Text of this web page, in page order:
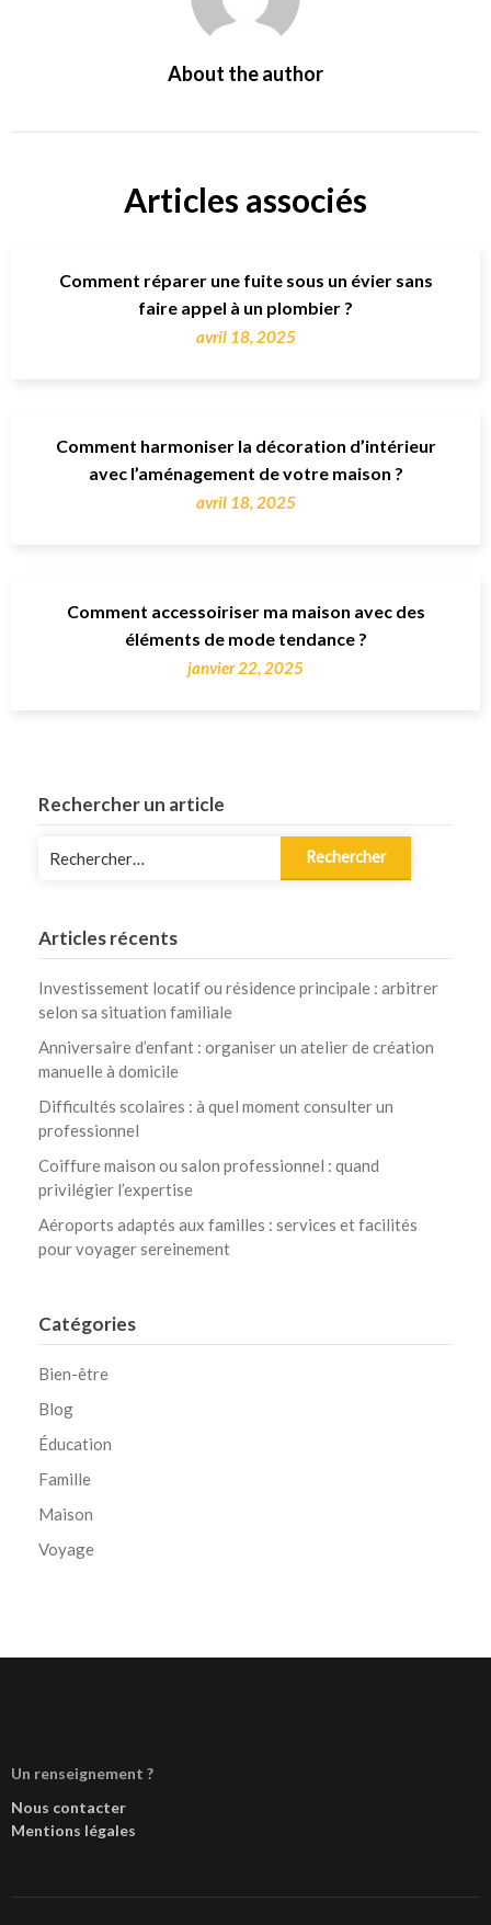
About the author
Articles associés
Comment réparer une fuite sous un évier sans
faire appel à un plombier ?
avril 18, 2025
Comment harmoniser la décoration d’intérieur
avec l’aménagement de votre maison ?
avril 18, 2025
Comment accessoiriser ma maison avec des
éléments de mode tendance ?
janvier 22, 2025
Rechercher un article
Articles récents
Investissement locatif ou résidence principale : arbitrer
selon sa situation familiale
Anniversaire d’enfant : organiser un atelier de création
manuelle à domicile
Difficultés scolaires : à quel moment consulter un
professionnel
Coiffure maison ou salon professionnel : quand
privilégier l’expertise
Aéroports adaptés aux familles : services et facilités
pour voyager sereinement
Catégories
Bien-être
Blog
Éducation
Famille
Maison
Voyage
Un renseignement ?
Nous contacter
Mentions légales